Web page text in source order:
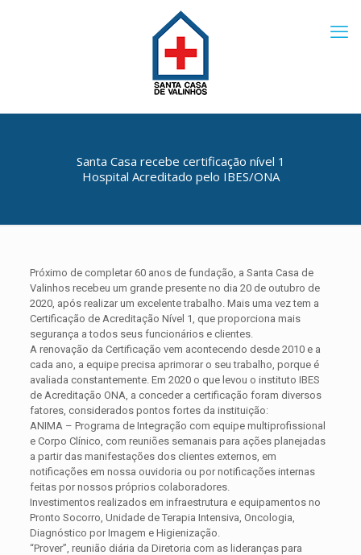
Santa Casa recebe certificação nível 1
Hospital Acreditado pelo IBES/ONA
Próximo de completar 60 anos de fundação, a Santa Casa de
Valinhos recebeu um grande presente no dia 20 de outubro de
2020, após realizar um excelente trabalho. Mais uma vez tem a
Certificação de Acreditação Nível 1, que proporciona mais
segurança a todos seus funcionários e clientes.
A renovação da Certificação vem acontecendo desde 2010 e a
cada ano, a equipe precisa aprimorar o seu trabalho, porque é
avaliada constantemente. Em 2020 o que levou o instituto IBES
de Acreditação ONA, a conceder a certificação foram diversos
fatores, considerados pontos fortes da instituição:
ANIMA – Programa de Integração com equipe multiprofissional
e Corpo Clínico, com reuniões semanais para ações planejadas
a partir das manifestações dos clientes externos, em
notificações em nossa ouvidoria ou por notificações internas
feitas por nossos próprios colaboradores.
Investimentos realizados em infraestrutura e equipamentos no
Pronto Socorro, Unidade de Terapia Intensiva, Oncologia,
Diagnóstico por Imagem e Higienização.
“Prover”, reunião diária da Diretoria com as lideranças para